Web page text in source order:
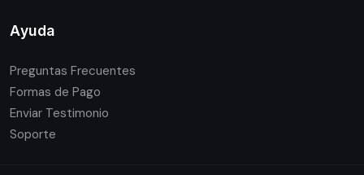
Ayuda
Preguntas Frecuentes
Formas de Pago
Enviar Testimonio
Soporte